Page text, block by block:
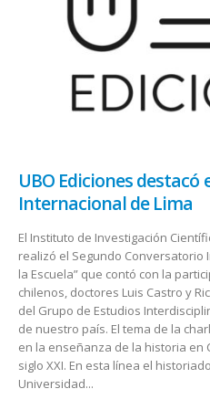
UBO Ediciones
Internacional de Lima
El Instituto de Investigación
realizó el Segundo Conversatorio
la Escuela” que contó con la
chilenos, doctores Luis Castro y
del Grupo de Estudios
de nuestro país. El tema de la
en la enseñanza de la historia en
siglo XXI. En esta línea el
Universidad...